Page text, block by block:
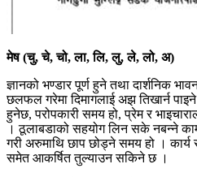
मेष (चु, चे, चो, ला, लि, लु, ले, लो, अ)
ज्ञानको भण्डार पूर्ण हुने तथा दार्शनिक
छलफल गरेमा दिमागलाई अझ तिखार्न
हुनेछ, परोपकारी समय हो, प्रेम र
। ठूलाबडाको सहयोग लिन सके नबन्ने
गरी अरुमाथि छाप छोड्ने समय हो । कार्य
समेत आकर्षित तुल्याउन सकिने छ ।